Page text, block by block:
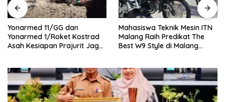
Yonarmed 11/GG dan
Yonarmed 1/Roket Kostrad
Asah Kesiapan Prajurit Jaga
Mahasiswa Teknik Mesin ITN
Malang Raih Predikat The
Best W9 Style di Malang